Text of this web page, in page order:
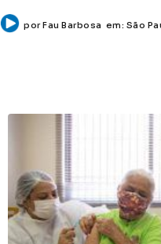
porFau Barbosa em: São